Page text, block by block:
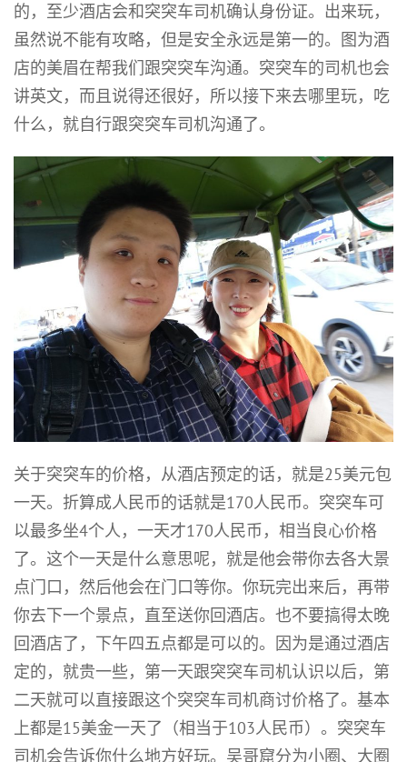
的，至少酒店会和突突车司机确认身份证。出来玩，
虽然说不能有攻略，但是安全永远是第一的。图为酒
店的美眉在帮我们跟突突车沟通。突突车的司机也会
讲英文，而且说得还很好，所以接下来去哪里玩，吃
什么，就自行跟突突车司机沟通了。
关于突突车的价格，从酒店预定的话，就是25美元包
一天。折算成人民币的话就是170人民币。突突车可
以最多坐4个人，一天才170人民币，相当良心价格
了。这个一天是什么意思呢，就是他会带你去各大景
点门口，然后他会在门口等你。你玩完出来后，再带
你去下一个景点，直至送你回酒店。也不要搞得太晚
回酒店了，下午四五点都是可以的。因为是通过酒店
定的，就贵一些，第一天跟突突车司机认识以后，第
二天就可以直接跟这个突突车司机商讨价格了。基本
上都是15美金一天了（相当于103人民币）。突突车
司机会告诉你什么地方好玩。吴哥窟分为小圈、大圈